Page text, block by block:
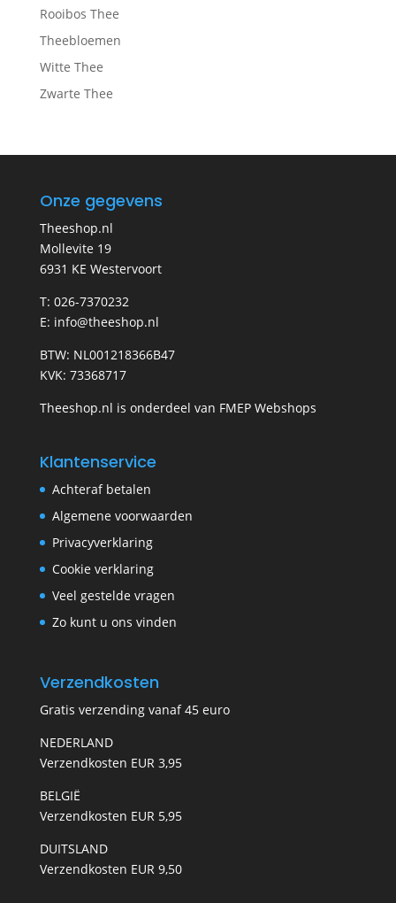
Rooibos Thee
Theebloemen
Witte Thee
Zwarte Thee
Onze gegevens
Theeshop.nl
Mollevite 19
6931 KE Westervoort
T: 026-7370232
E: info@theeshop.nl
BTW: NL001218366B47
KVK: 73368717
Theeshop.nl is onderdeel van FMEP Webshops
Klantenservice
Achteraf betalen
Algemene voorwaarden
Privacyverklaring
Cookie verklaring
Veel gestelde vragen
Zo kunt u ons vinden
Verzendkosten
Gratis verzending vanaf 45 euro
NEDERLAND
Verzendkosten EUR 3,95
BELGIË
Verzendkosten EUR 5,95
DUITSLAND
Verzendkosten EUR 9,50